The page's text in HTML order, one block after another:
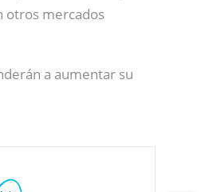
otros mercados
a aumentar su